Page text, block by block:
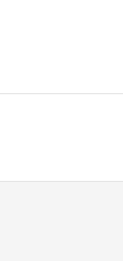
springen